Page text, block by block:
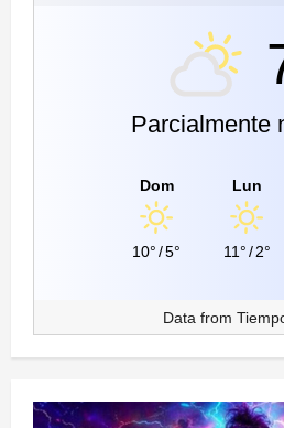
Parcialmente
Dom
10°/5°
Lun
11°/ 2°
Data from